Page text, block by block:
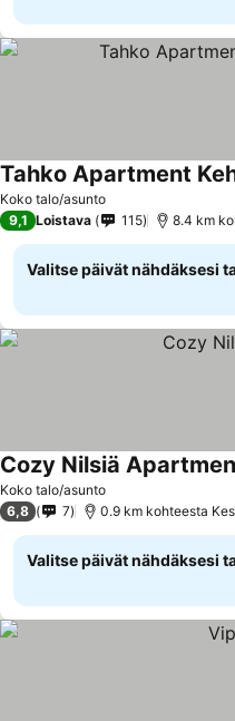
Koko talo/asunto
Tahko Apartment
9,1 Loistava 115 8.4 km
Valitse päivät nähdäksesi
Koko talo/asunto
Cozy Nilsiä
6,8 7 0.9 km kohteesta
Valitse päivät nähdäksesi